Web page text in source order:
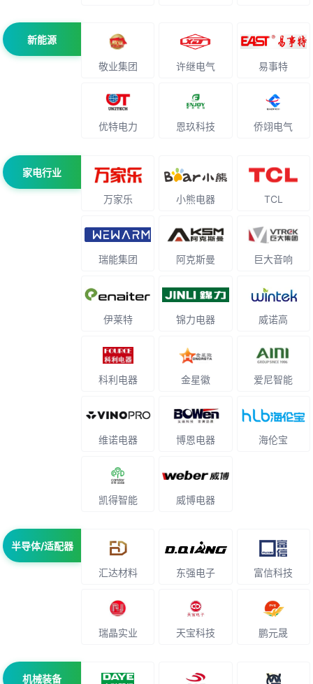
新能源
敬业集团 许继电气 易事特
优特电力 恩玖科技 侨翊电气
家电行业
万家乐 小熊电器 TCL
瑞能集团 阿克斯曼 巨大音响
伊莱特 锦力电器 威诺高
科利电器 金星徽 爱尼智能
维诺电器 博恩电器 海伦宝
凯得智能 威博电器
半导体/适配器
汇达材料 东强电子 富信科技
瑞晶实业 天宝科技 鹏元晟
机械装备